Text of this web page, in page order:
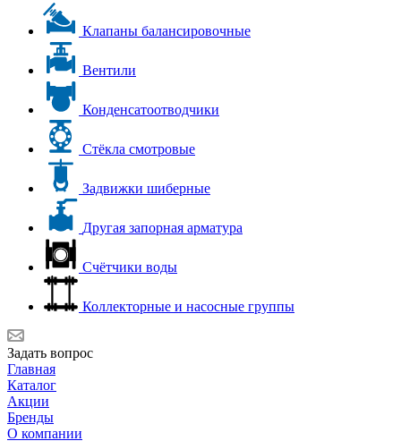
Клапаны балансировочные
Вентили
Конденсатоотводчики
Стёкла смотровые
Задвижки шиберные
Другая запорная арматура
Счётчики воды
Коллекторные и насосные группы
Задать вопрос
Главная
Каталог
Акции
Бренды
О компании